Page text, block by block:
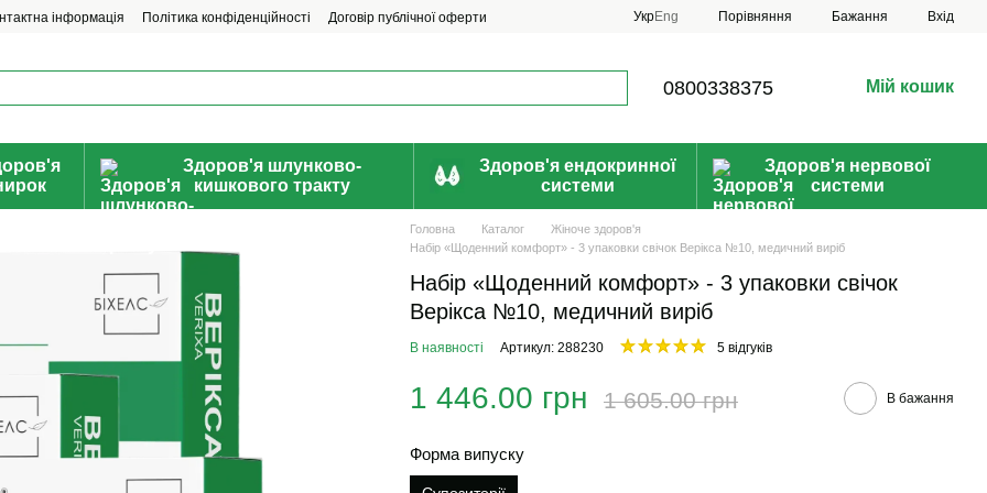
інформація Політика конфіденційності Договір публічної оферти УкрEng Порівняння Бажання Вхід
0800338375 Мій кошик
Здоров'я шлунково-
кишкового тракту
Здоров'я ендокринної
системи
Здоров'я нервової
системи
Головна Каталог
Жіноче здоров'я
Набір «Щоденний комфорт» - 3 упаковки свічок Верікса №10, медичний виріб
Набір «Щоденний комфорт» - 3 упаковки свічок
Верікса №10, медичний виріб
В наявності Артикул: 288230 5 відгуків
1 446.00 грн 1 605.00 грн В бажання
Форма випуску